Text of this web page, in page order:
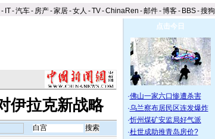
- IT-汽车- 房产-家居-女人 -TV-ChinaRen -邮件-博客- BBS-搜狗
伊拉克新战略
点击今日
·佛山一家六口惨遭杀害
·乌兰察布居民区连发爆炸
·忻州煤矿安监局好气派
·杜世成助推青岛房价?